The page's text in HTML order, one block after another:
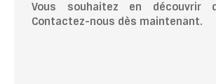
Vous souhaitez en découvrir
Contactez-nous dès maintenant.